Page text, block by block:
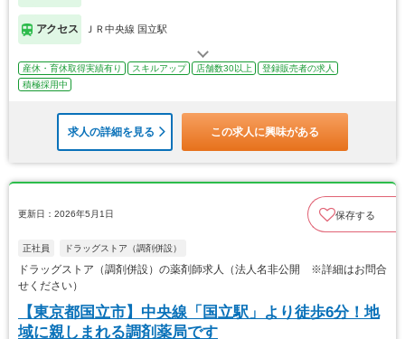
アクセス ＪＲ中央線 国立駅
産休・育休取得実績有り スキルアップ 店舗数30以上
登録販売者の求人
積極採用中
求人の詳細を見る この求人に興味がある
更新日：2026年5月1日 保存する
正社員 ドラッグストア（調剤併設）
ドラッグストア（調剤併設）の薬剤師求人（法人名非公開 ※詳細はお問合
せください）
【東京都国立市】中央線「国立駅」より徒歩6分！地
域に親しまれる調剤薬局です